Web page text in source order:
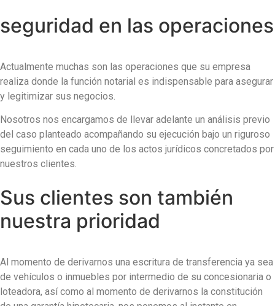
seguridad en las operaciones
Actualmente muchas son las operaciones que su empresa
realiza donde la función notarial es indispensable para asegurar
y legitimizar sus negocios.
Nosotros nos encargamos de llevar adelante un análisis previo
del caso planteado acompañando su ejecución bajo un riguroso
seguimiento en cada uno de los actos jurídicos concretados por
nuestros clientes.
Sus clientes son también
nuestra prioridad
Al momento de derivarnos una escritura de transferencia ya sea
de vehículos o inmuebles por intermedio de su concesionaria o
loteadora, así como al momento de derivarnos la constitución